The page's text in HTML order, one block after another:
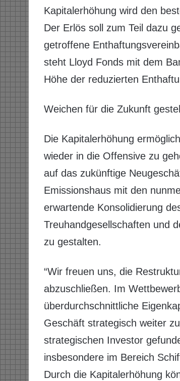
Kapitalerhöhung wird den
Der Erlös soll zum Teil dazu
getroffene
steht Lloyd Fonds mit dem
Höhe der reduzierten
Weichen für die Zukunft
Die Kapitalerhöhung
wieder in die Offensive zu
auf das zukünftige
Emissionshaus mit den
erwartende Konsolidierung
Treuhandgesellschaften und
zu gestalten.
“Wir freuen uns, die
abzuschließen. Im
überdurchschnittliche
Geschäft strategisch weiter
strategischen Investor
insbesondere im Bereich
Durch die Kapitalerhöhung